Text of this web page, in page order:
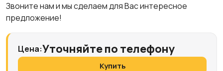
Звоните нам и мы сделаем для Вас интересное
предложение!
Цена:Уточняйте по телефону
Купить